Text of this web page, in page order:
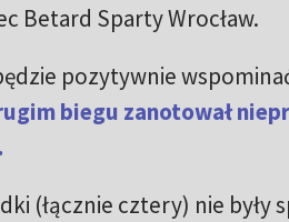
Betard Sparty Wrocław.
pozytywnie
biegu zanotował
(łącznie cztery) nie były